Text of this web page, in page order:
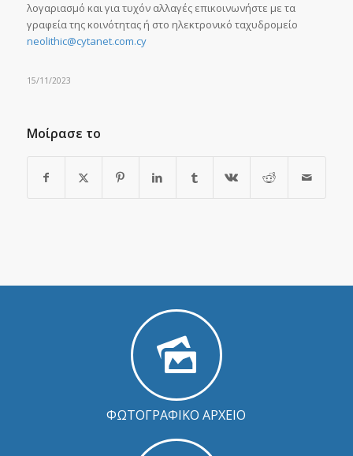
λογαριασμό και για τυχόν αλλαγές επικοινωνήστε με τα
γραφεία της κοινότητας ή στο ηλεκτρονικό ταχυδρομείο
neolithic@cytanet.com.cy
15/11/2023
Μοίρασε το
ΦΩΤΟΓΡΑΦΙΚΟ ΑΡΧΕΙΟ